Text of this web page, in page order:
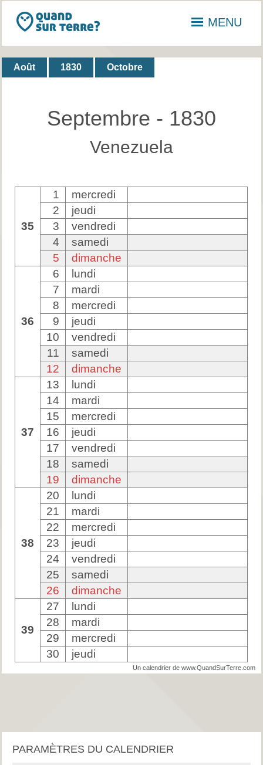
MENU
Août 1830 Octobre
Septembre - 1830
Venezuela
35
1
mercredi
2
jeudi
3
vendredi
4
samedi
5
dimanche
36
6
lundi
7
mardi
8
mercredi
9
jeudi
10
vendredi
11
samedi
12
dimanche
37
13
lundi
14
mardi
15
mercredi
16
jeudi
17
vendredi
18
samedi
19
dimanche
38
20
lundi
21
mardi
22
mercredi
23
jeudi
24
vendredi
25
samedi
26
dimanche
39
27
lundi
28
mardi
29
mercredi
30
jeudi
Un calendrier de www.QuandSurTerre.com
PARAMÈTRES DU CALENDRIER